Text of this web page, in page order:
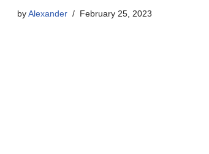
byAlexander February 25, 2023